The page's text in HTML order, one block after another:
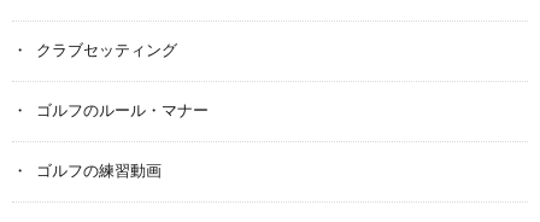
クラブセッティング
ゴルフのルール・マナー
ゴルフの練習動画